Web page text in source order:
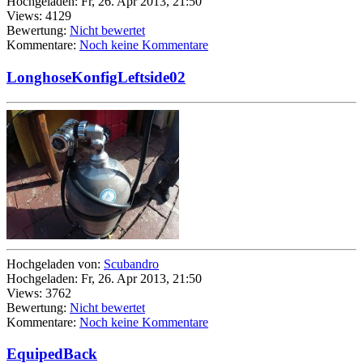
Views: 4129
Bewertung: Nicht bewertet
Kommentare: Noch keine Kommentare
LonghoseKonfigLeftside02
Hochgeladen von: Scubandro
Hochgeladen: Fr, 26. Apr 2013, 21:50
Views: 3762
Bewertung: Nicht bewertet
Kommentare: Noch keine Kommentare
EquipedBack